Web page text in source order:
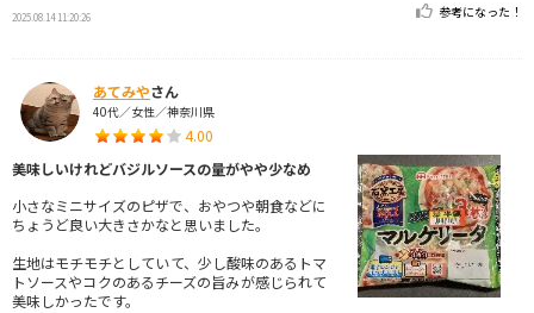
2025.08.14 11:20:26 参考になった！
あてみやさん
40代／女性／神奈川県
4.00
美味しいけれどバジルソースの量がやや少なめ
小さなミニサイズのピザで、おやつや朝食などに
ちょうど良い大きさかなと思いました。
生地はモチモチとしていて、少し酸味のあるトマ
トソースやコクのあるチーズの旨みが感じられて
美味しかったです。